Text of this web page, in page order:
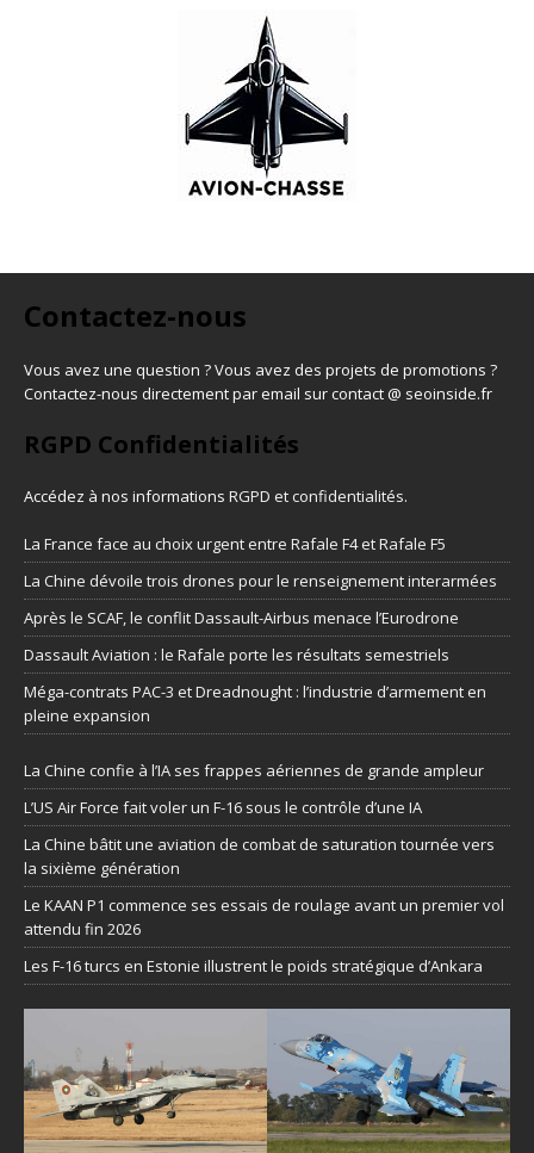
Contactez-nous
Vous avez une question ? Vous avez des projets de promotions ?
Contactez-nous directement par email sur contact @ seoinside.fr
RGPD Confidentialités
Accédez à nos informations RGPD et confidentialités.
La France face au choix urgent entre Rafale F4 et Rafale F5
La Chine dévoile trois drones pour le renseignement interarmées
Après le SCAF, le conflit Dassault-Airbus menace l’Eurodrone
Dassault Aviation : le Rafale porte les résultats semestriels
Méga-contrats PAC-3 et Dreadnought : l’industrie d’armement en
pleine expansion
La Chine confie à l’IA ses frappes aériennes de grande ampleur
L’US Air Force fait voler un F-16 sous le contrôle d’une IA
La Chine bâtit une aviation de combat de saturation tournée vers
la sixième génération
Le KAAN P1 commence ses essais de roulage avant un premier vol
attendu fin 2026
Les F-16 turcs en Estonie illustrent le poids stratégique d’Ankara